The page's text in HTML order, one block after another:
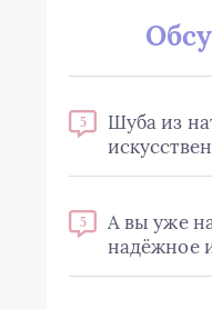
5
Шуба из
5
А вы уже
надёжное